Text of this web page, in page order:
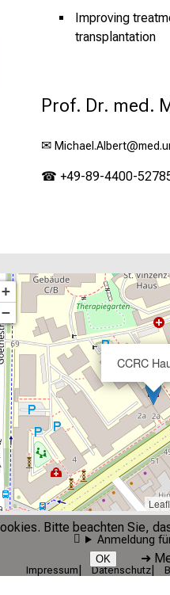
Bitte beachten Sie,
OK ➜
Improving
transplantation
Prof. Dr. med.
✉
☎ +49-89-4400-
CCRC
+
−
Anmeldung
Impressum Datenschutz